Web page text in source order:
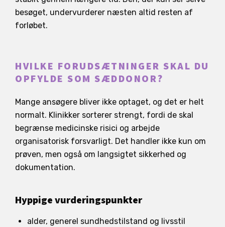
besøget, undervurderer næsten altid resten af
forløbet.
HVILKE FORUDSÆTNINGER SKAL DU
OPFYLDE SOM SÆDDONOR?
Mange ansøgere bliver ikke optaget, og det er helt
normalt. Klinikker sorterer strengt, fordi de skal
begrænse medicinske risici og arbejde
organisatorisk forsvarligt. Det handler ikke kun om
prøven, men også om langsigtet sikkerhed og
dokumentation.
Hyppige vurderingspunkter
alder, generel sundhedstilstand og livsstil